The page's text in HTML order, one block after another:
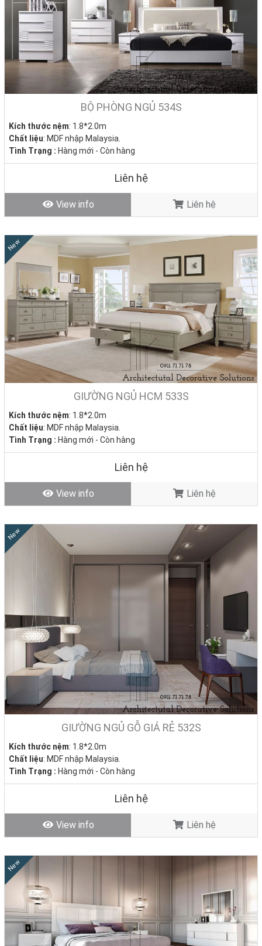
BỘ PHÒNG NGỦ 534S
Kích thước nệm: 1.8*2.0m
Chất liệu: MDF nhập Malaysia.
Tình Trạng : Hàng mới - Còn hàng
Liên hệ
View info Liên hệ
New
GIƯỜNG NGỦ HCM 533S
Kích thước nệm: 1.8*2.0m
Chất liệu: MDF nhập Malaysia.
Tình Trạng : Hàng mới - Còn hàng
Liên hệ
View info Liên hệ
New
GIƯỜNG NGỦ GỖ GIÁ RẺ 532S
Kích thước nệm: 1.8*2.0m
Chất liệu: MDF nhập Malaysia.
Tình Trạng : Hàng mới - Còn hàng
Liên hệ
View info Liên hệ
New